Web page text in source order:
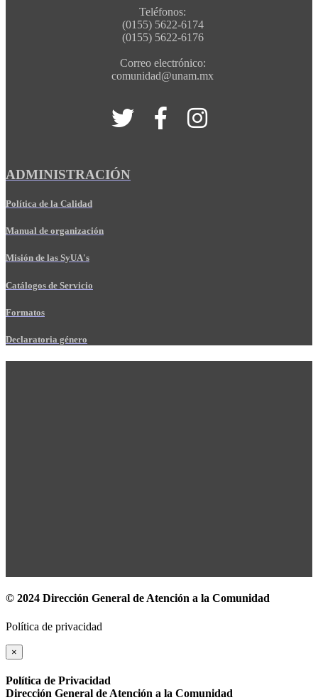
Teléfonos:
(0155) 5622-6174
(0155) 5622-6176
Correo electrónico:
comunidad@unam.mx
ADMINISTRACIÓN
Política de la Calidad
Manual de organización
Misión de las SyUA's
Catálogos de Servicio
Formatos
Declaratoria género
© 2024 Dirección General de Atención a la Comunidad
Política de privacidad
×
Política de Privacidad
Dirección General de Atención a la Comunidad